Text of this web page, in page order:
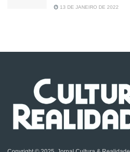
13 DE JANEIRO DE 2022